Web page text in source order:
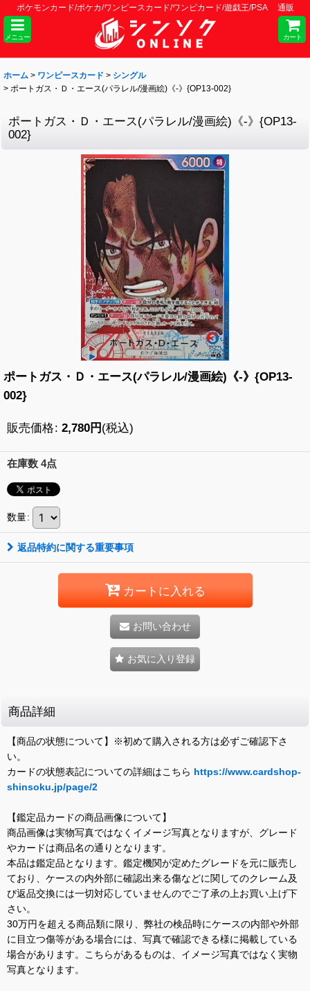
ポケモンカード/ポケカ/ワンピースカード/ワンピカード/遊戯王/PSA 通販
メニュー カート
ホーム > ワンピースカード > シングル
> ポートガス・Ｄ・エース(パラレル/漫画絵)《-》{OP13-002}
ポートガス・Ｄ・エース(パラレル/漫画絵)《-》{OP13-
002}
ポートガス・Ｄ・エース(パラレル/漫画絵)《-》{OP13-
002}
販売価格: 2,780円 (税込)
在庫数 4点
数量:
返品特約に関する重要事項
カートに入れる
お問い合わせ
お気に入り登録
商品詳細
【商品の状態について】※初めて購入される方は必ずご確認下さ
い。
カードの状態表記についての詳細はこちら https://www.cardshop-
shinsoku.jp/page/2
【鑑定品カードの商品画像について】
商品画像は実物写真ではなくイメージ写真となりますが、グレード
やカードは商品名の通りとなります。
本品は鑑定品となります。鑑定機関が定めたグレードを元に販売し
ており、ケースの内外部に確認出来る傷などに関してのクレーム及
び返品交換には一切対応していませんのでご了承の上お買い上げ下
さい。
30万円を超える商品類に限り、弊社の検品時にケースの内部や外部
に目立つ傷等がある場合には、写真で確認できる様に掲載している
場合があります。こちらがあるものは、イメージ写真ではなく実物
写真となります。